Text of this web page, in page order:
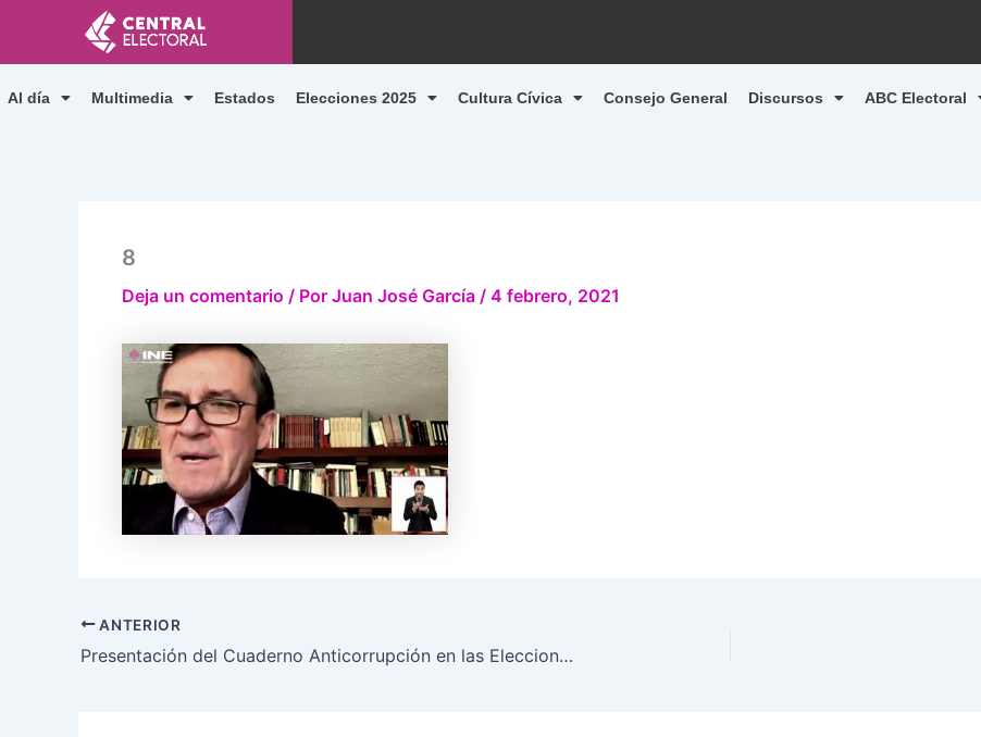
contenido
Al día Multimedia Estados Elecciones 2025 Cultura Cívica Consejo General Discursos ABC Electoral
8
Deja un comentario / Por Juan José García / 4 febrero, 2021
ANTERIOR
Presentación del Cuaderno Anticorrupción en las Elecciones 2020-2021